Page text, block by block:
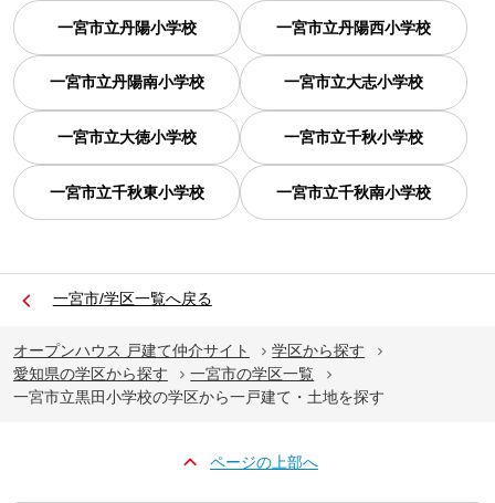
一宮市立丹陽小学校 一宮市立丹陽西小学校
一宮市立丹陽南小学校 一宮市立大志小学校
一宮市立大徳小学校 一宮市立千秋小学校
一宮市立千秋東小学校 一宮市立千秋南小学校
一宮市/学区一覧へ戻る
オープンハウス 戸建て仲介サイト
学区から探す
愛知県の学区から探す
一宮市の学区一覧
一宮市立黒田小学校の学区から一戸建て・土地を探す
ページの上部へ